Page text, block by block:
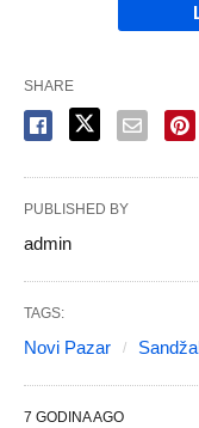
SHARE
PUBLISHED BY
admin
TAGS:
Novi Pazar
7 GODINA AGO